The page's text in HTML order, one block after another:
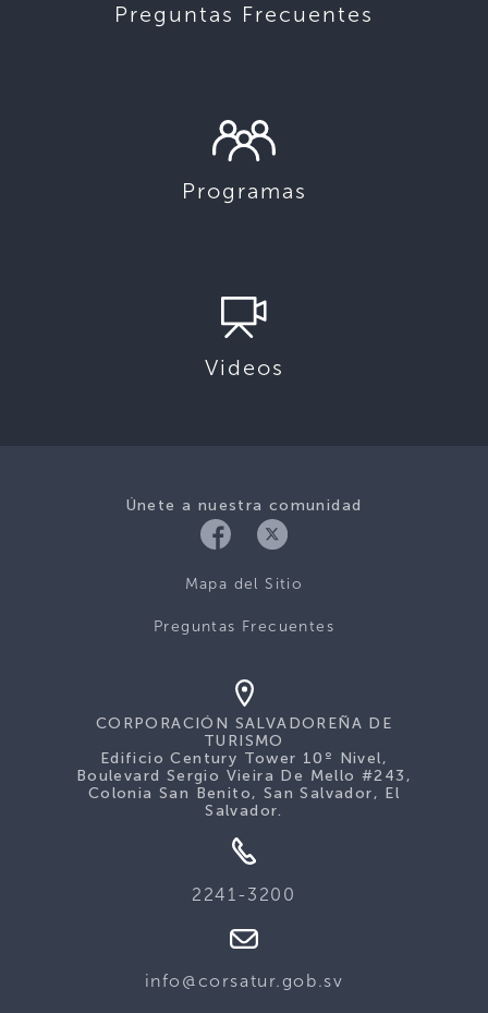
Preguntas Frecuentes
Programas
Videos
Únete a nuestra comunidad
Mapa del Sitio
Preguntas Frecuentes
CORPORACIÓN SALVADOREÑA DE
TURISMO
Edificio Century Tower 10º Nivel,
Boulevard Sergio Vieira De Mello #243,
Colonia San Benito, San Salvador, El
Salvador.
2241-3200
info@corsatur.gob.sv